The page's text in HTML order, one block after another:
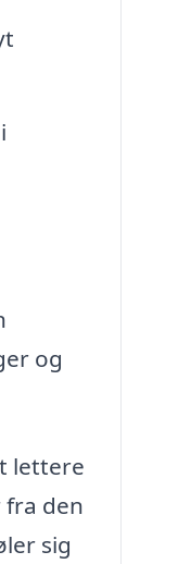
og
lettere
fra den
sig